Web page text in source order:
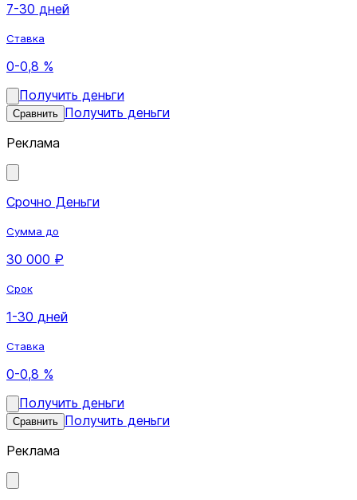
7-30 дней
Ставка
0-0,8 %
Получить деньги
Сравнить Получить деньги
Реклама
Срочно Деньги
Сумма до
30 000 ₽
Срок
1-30 дней
Ставка
0-0,8 %
Получить деньги
Сравнить Получить деньги
Реклама